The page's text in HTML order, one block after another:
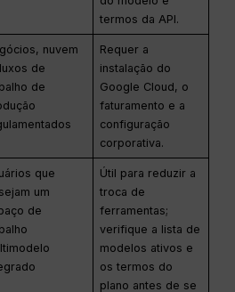
termos da API.
nuvem
de
de
Requer a
instalação do
Google Cloud, o
faturamento e a
configuração
corporativa.
que
um
de
Útil para reduzir a
troca de
ferramentas;
verifique a lista de
modelos ativos e
os termos do
plano antes de se